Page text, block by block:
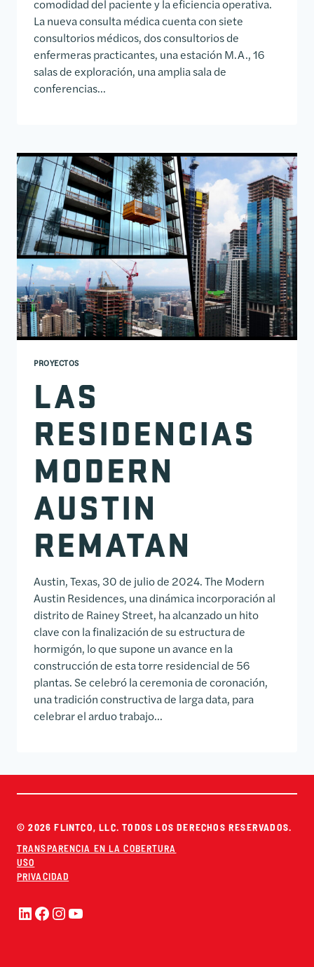
comodidad del paciente y la eficiencia operativa.
La nueva consulta médica cuenta con siete
consultorios médicos, dos consultorios de
enfermeras practicantes, una estación M.A., 16
salas de exploración, una amplia sala de
conferencias...
PROYECTOS
LAS
RESIDENCIAS
MODERN
AUSTIN
REMATAN
Austin, Texas, 30 de julio de 2024. The Modern
Austin Residences, una dinámica incorporación al
distrito de Rainey Street, ha alcanzado un hito
clave con la finalización de su estructura de
hormigón, lo que supone un avance en la
construcción de esta torre residencial de 56
plantas. Se celebró la ceremonia de coronación,
una tradición constructiva de larga data, para
celebrar el arduo trabajo...
© 2026 FLINTCO, LLC. TODOS LOS DERECHOS RESERVADOS.
TRANSPARENCIA EN LA COBERTURA
USO
PRIVACIDAD
LinkedIn
Facebook
Instagram
YouTube